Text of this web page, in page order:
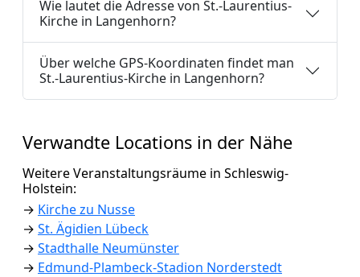
Wie lautet die Adresse von St.-Laurentius-
Kirche in Langenhorn?
Über welche GPS-Koordinaten findet man
St.-Laurentius-Kirche in Langenhorn?
Verwandte Locations in der Nähe
Weitere Veranstaltungsräume in Schleswig-
Holstein:
→ Kirche zu Nusse
→ St. Ägidien Lübeck
→ Stadthalle Neumünster
→ Edmund-Plambeck-Stadion Norderstedt